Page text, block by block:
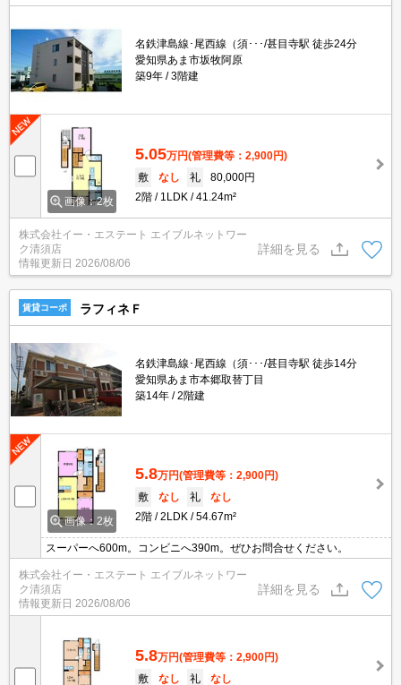
名鉄津島線･尾西線（須･･･/甚目寺駅 徒歩24分
愛知県あま市坂牧阿原
築9年
3階建
画像：2枚
5.05万円(管理費等：2,900円)
敷
なし 礼
80,000円
2階
1LDK 41.24m²
株式会社イー・エステート エイブルネットワー
ク清須店
情報更新日 2026/08/06
詳細を見る
賃貸コーポ ラフィネＦ
名鉄津島線･尾西線（須･･･/甚目寺駅 徒歩14分
愛知県あま市本郷取替丁目
築14年
2階建
画像：2枚
5.8万円(管理費等：2,900円)
敷
なし 礼
なし
2階
2LDK 54.67m²
スーパーへ600m。コンビニへ390m。ぜひお問合せください。
株式会社イー・エステート エイブルネットワー
ク清須店
情報更新日 2026/08/06
詳細を見る
5.8万円(管理費等：2,900円)
敷
なし 礼
なし